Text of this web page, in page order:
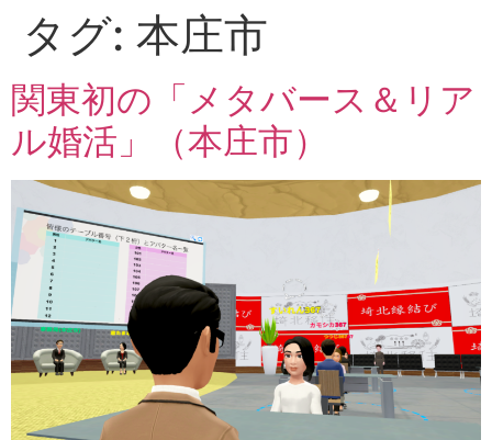
タグ: 本庄市
関東初の「メタバース＆リア
ル婚活」（本庄市）